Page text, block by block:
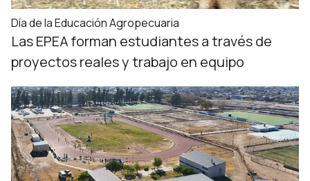
Día de la Educación Agropecuaria
Las EPEA forman estudiantes a través de
proyectos reales y trabajo en equipo